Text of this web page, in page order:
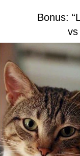
Bonus:
vs